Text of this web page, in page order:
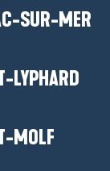
SUR-MER
LYPHARD
MOLF